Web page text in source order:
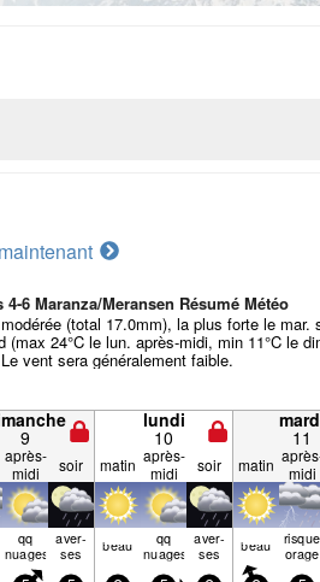
maintenant
4-6 Maranza/Meransen Résumé Météo
(total 17.0mm), la plus forte le mar.
(max 24°C le lun. après-midi, min 11°C le
vent sera généralement faible.
9
lundi
10 11
après-
midi
soir matin après-
midi
soir matin
midi
qq
nuages
aver­
ses beau qq
nuages
aver­
ses beau risque
orage